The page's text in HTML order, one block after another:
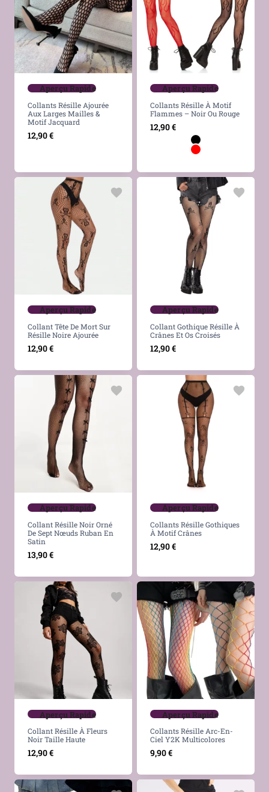
Aperçu Rapide
Collants Résille Ajourée
Aux Larges Mailles &
Motif Jacquard
12,90€
Aperçu Rapide
Collants Résille À Motif
Flammes – Noir Ou Rouge
12,90€
Aperçu Rapide
Collant Tête De Mort Sur
Résille Noire Ajourée
12,90€
Aperçu Rapide
Collant Gothique Résille À
Crânes Et Os Croisés
12,90€
Aperçu Rapide
Collant Résille Noir Orné
De Sept Nœuds Ruban En
Satin
13,90€
Aperçu Rapide
Collants Résille Gothiques
À Motif Crânes
12,90€
Aperçu Rapide
Collant Résille À Fleurs
Noir Taille Haute
12,90€
Aperçu Rapide
Collants Résille Arc-En-
Ciel Y2K Multicolores
9,90€